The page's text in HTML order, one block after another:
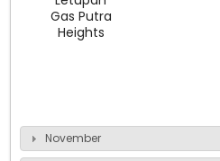
Gas Putra
Heights
November